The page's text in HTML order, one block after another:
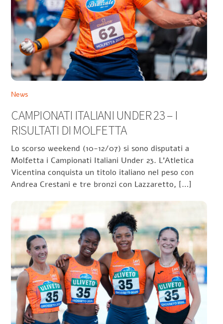
News
CAMPIONATI ITALIANI UNDER 23 – I
RISULTATI DI MOLFETTA
Lo scorso weekend (10-12/07) si sono disputati a
Molfetta i Campionati Italiani Under 23. L’Atletica
Vicentina conquista un titolo italiano nel peso con
Andrea Crestani e tre bronzi con Lazzaretto, […]